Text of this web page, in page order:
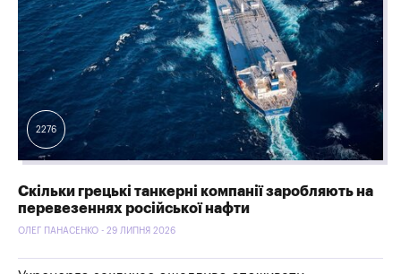
2276
Скільки грецькі танкерні компанії заробляють на
перевезеннях російської нафти
ОЛЕГ ПАНАСЕНКО - 29 ЛИПНЯ 2026